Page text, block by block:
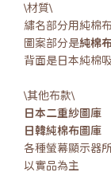
\材質\
繡名部分用純棉
圖案部分是純棉
背面是日本純棉
\其他布款\
日本二重紗圖庫
日韓純棉布圖庫
各種螢幕顯示器
以實品為主